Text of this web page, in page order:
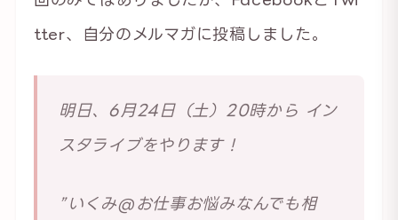
tter、自分のメルマガに投稿しました。
明日、6月24日（土）20時から イン
スタライブをやります！
”いくみ@お仕事お悩みなんでも相